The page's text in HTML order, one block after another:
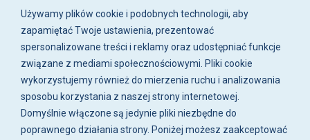
04-761 Warszawa
Biuro i sklep są czynne:
pn-pt w godz. 8:00 - 16:00.
O firmie
Zakupy
Używamy plików cookie i podobnych technologii, aby
zapamiętać Twoje ustawienia, prezentować
spersonalizowane treści i reklamy oraz udostępniać funkcje
związane z mediami społecznościowymi. Pliki cookie
wykorzystujemy również do mierzenia ruchu i analizowania
sposobu korzystania z naszej strony internetowej.
Domyślnie włączone są jedynie pliki niezbędne do
poprawnego działania strony. Poniżej możesz zaakceptować